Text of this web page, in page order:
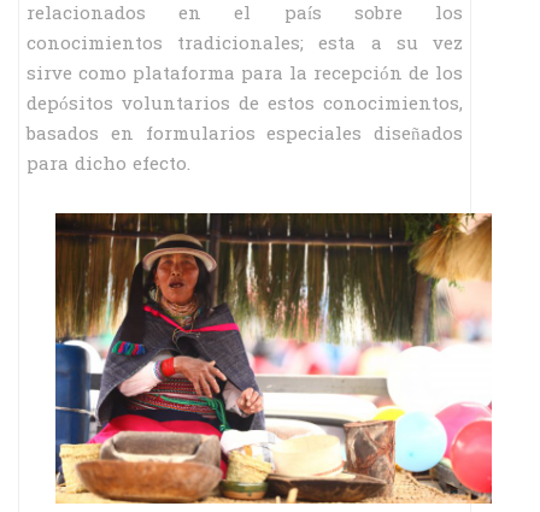
relacionados en el país sobre los
conocimientos tradicionales; esta a su vez
sirve como plataforma para la recepción de los
depósitos voluntarios de estos conocimientos,
basados en formularios especiales diseñados
para dicho efecto.